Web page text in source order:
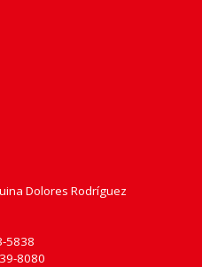
Dolores Rodríguez
5838
8080